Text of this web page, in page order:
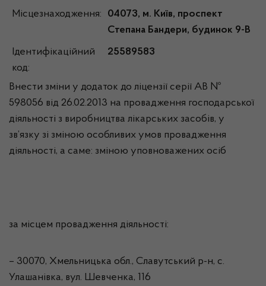
Місцезнаходження:
04073, м. Київ, проспект
Степана Бандери, будинок 9-В
Ідентифікаційний
код:
25589583
Внести зміни у додаток до ліцензії серії АВ №
598056 від 26.02.2013 на провадження господарської
діяльності з виробництва лікарських засобів, у
зв’язку зі зміною особливих умов провадження
діяльності, а саме: зміною уповноважених осіб
за місцем провадження діяльності:
– 30070, Хмельницька обл., Славутський р-н, с.
Улашанівка, вул. Шевченка, 116